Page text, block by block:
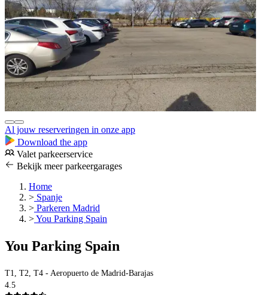
Al jouw reserveringen in onze app
Download the app
Valet parkeerservice
Bekijk meer parkeergarages
Home
> Spanje
> Parkeren Madrid
>You Parking Spain
You Parking Spain
T1, T2, T4 - Aeropuerto de Madrid-Barajas
4.5